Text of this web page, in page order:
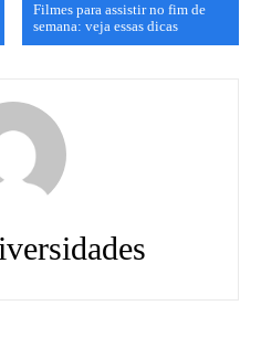
Filmes para assistir no fim de
semana: veja essas dicas